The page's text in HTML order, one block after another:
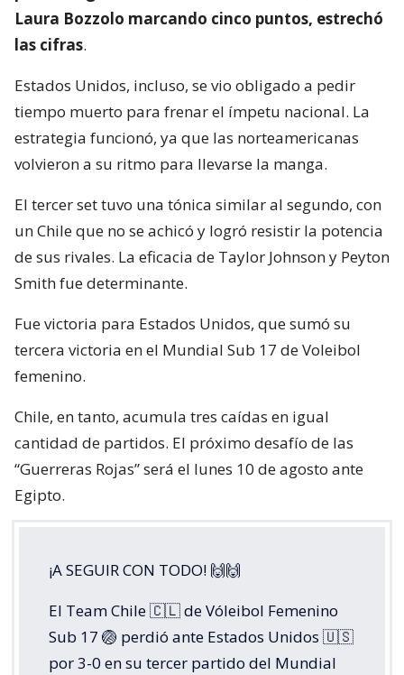
Laura Bozzolo marcando cinco puntos, estrechó
las cifras.
Estados Unidos, incluso, se vio obligado a pedir
tiempo muerto para frenar el ímpetu nacional. La
estrategia funcionó, ya que las norteamericanas
volvieron a su ritmo para llevarse la manga.
El tercer set tuvo una tónica similar al segundo, con
un Chile que no se achicó y logró resistir la potencia
de sus rivales. La eficacia de Taylor Johnson y Peyton
Smith fue determinante.
Fue victoria para Estados Unidos, que sumó su
tercera victoria en el Mundial Sub 17 de Voleibol
femenino.
Chile, en tanto, acumula tres caídas en igual
cantidad de partidos. El próximo desafío de las
“Guerreras Rojas” será el lunes 10 de agosto ante
Egipto.
¡A SEGUIR CON TODO! 🙌🙌
El Team Chile 🇨🇱 de Vóleibol Femenino
Sub 17 🏐 perdió ante Estados Unidos 🇺🇸
por 3-0 en su tercer partido del Mundial